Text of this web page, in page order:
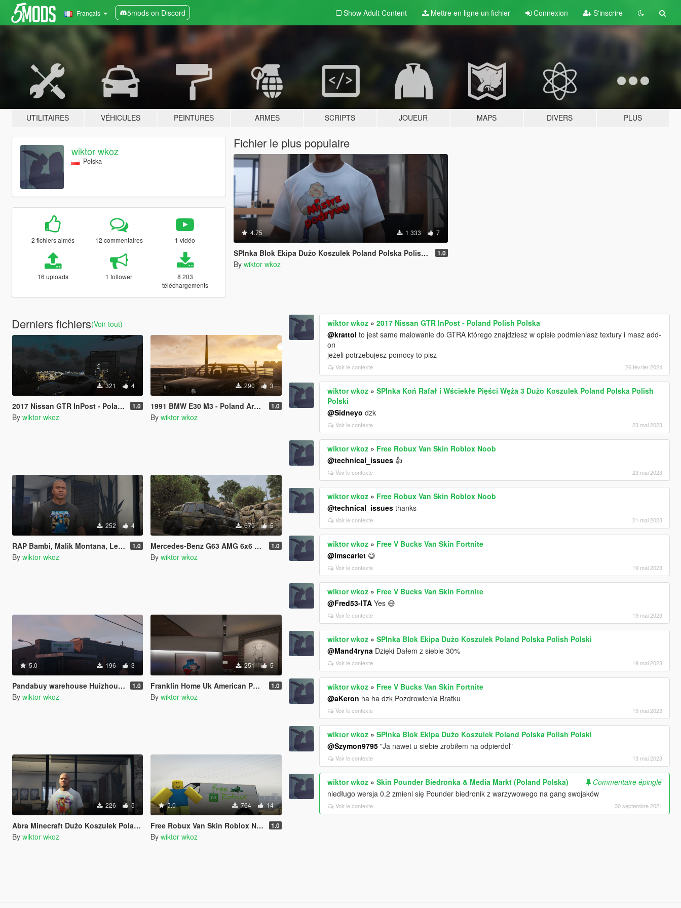
Français 5mods on Discord Show Adult Content Mettre en ligne un fichier Connexion S'inscrire
UTILITAIRES VÉHICULES PEINTURES ARMES SCRIPTS JOUEUR MAPS DIVERS PLUS
wiktor wkoz
Polska
2 fichiers aimés 12 commentaires 1 vidéo
16 uploads 1 follower
8 203
téléchargements
Fichier le plus populaire
4.75 1 333 7
SPInka Blok Ekipa Dużo Koszulek Poland Polska Polish Polski 1.0
By wiktor wkoz
Derniers fichiers(Voir tout)
321 4
2017 Nissan GTR InPost - Poland Polish Polska 1.0
By wiktor wkoz
290 3
1991 BMW E30 M3 - Poland Army liveries WZ 93 1.0
By wiktor wkoz
252 4
RAP Bambi, Malik Montana, Leosia Koszulki Poland Polska Polish Polski 1.0
By wiktor wkoz
679 5
Mercedes-Benz G63 AMG 6x6 - Poland Army liveries WZ 93 1.0
By wiktor wkoz
5.0 196 3
Pandabuy warehouse Huizhou, Guangdong Paleto Bay Retexture 1.0
By wiktor wkoz
251 5
Franklin Home Uk American Poland Drill 1.0
By wiktor wkoz
226 5
Abra Minecraft Dużo Koszulek Poland Polska Polish Polski
By wiktor wkoz
5.0 764 14
Free Robux Van Skin Roblox Noob 1.0
By wiktor wkoz
wiktor wkoz »2017 Nissan GTR InPost - Poland Polish Polska
@krattol to jest same malowanie do GTRA którego znajdziesz w opisie podmieniasz textury i masz add-
on
jeżeli potrzebujesz pomocy to pisz
Voir le contexte 26 février 2024
wiktor wkoz »SPInka Koń Rafał i Wściekłe Pięści Węża 3 Dużo Koszulek Poland Polska Polish
Polski
@Sidneyo dzk
Voir le contexte 23 mai 2023
wiktor wkoz » Free Robux Van Skin Roblox Noob
@technical_issues 👍
Voir le contexte 23 mai 2023
wiktor wkoz » Free Robux Van Skin Roblox Noob
@technical_issues thanks
Voir le contexte 21 mai 2023
wiktor wkoz » Free V Bucks Van Skin Fortnite
@imscarlet 😅
Voir le contexte 19 mai 2023
wiktor wkoz » Free V Bucks Van Skin Fortnite
@Fred53-ITA Yes 😅
Voir le contexte 19 mai 2023
wiktor wkoz »SPInka Blok Ekipa Dużo Koszulek Poland Polska Polish Polski
@Mand4ryna Dzięki Dałem z siebie 30%
Voir le contexte 19 mai 2023
wiktor wkoz » Free V Bucks Van Skin Fortnite
@aKeron ha ha dzk Pozdrowienia Bratku
Voir le contexte 19 mai 2023
wiktor wkoz »SPInka Blok Ekipa Dużo Koszulek Poland Polska Polish Polski
@Szymon9795 "Ja nawet u siebie zrobiłem na odpierdol"
Voir le contexte 13 mai 2023
wiktor wkoz »Skin Pounder Biedronka & Media Markt (Poland Polska)
Commentaire épinglé
niedługo wersja 0.2 zmieni się Pounder biedronik z warzywowego na gang swojaków
Voir le contexte 30 septembre 2021